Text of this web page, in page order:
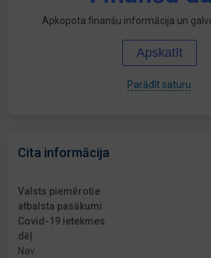
Apkopota finanšu informācija un
Apskatīt
Parādīt saturu
Cita informācija
Valsts piemērotie
atbalsta pasākumi
Covid-19 ietekmes
dēļ
Nav